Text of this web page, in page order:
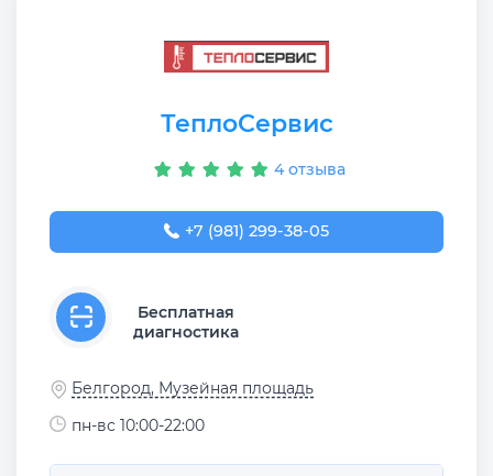
ТеплоСервис
4 отзыва
+7 (981) 299-38-05
Бесплатная
диагностика
Белгород, Музейная площадь
пн-вс 10:00-22:00